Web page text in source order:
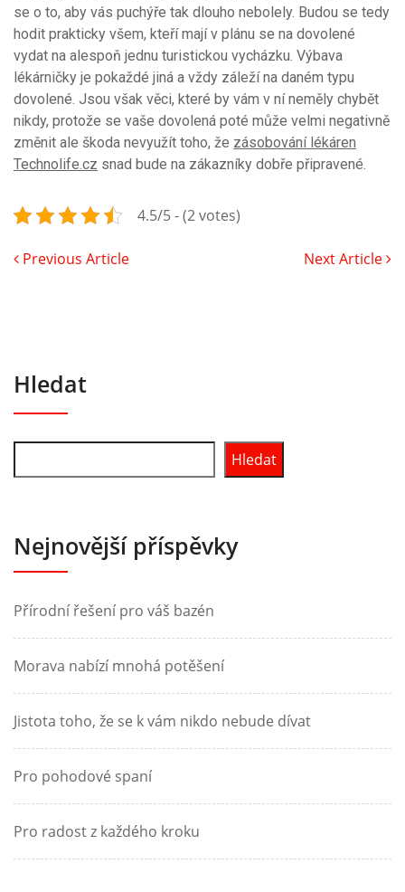
se o to, aby vás puchýře tak dlouho nebolely. Budou se tedy
hodit prakticky všem, kteří mají v plánu se na dovolené
vydat na alespoň jednu turistickou vycházku. Výbava
lékárničky je pokaždé jiná a vždy záleží na daném typu
dovolené. Jsou však věci, které by vám v ní neměly chybět
nikdy, protože se vaše dovolená poté může velmi negativně
změnit ale škoda nevyužít toho, že zásobování lékáren
Technolife.cz snad bude na zákazníky dobře připravené.
4.5/5 - (2 votes)
Previous Article Next Article
Hledat
Hledat
Nejnovější příspěvky
Přírodní řešení pro váš bazén
Morava nabízí mnohá potěšení
Jistota toho, že se k vám nikdo nebude dívat
Pro pohodové spaní
Pro radost z každého kroku